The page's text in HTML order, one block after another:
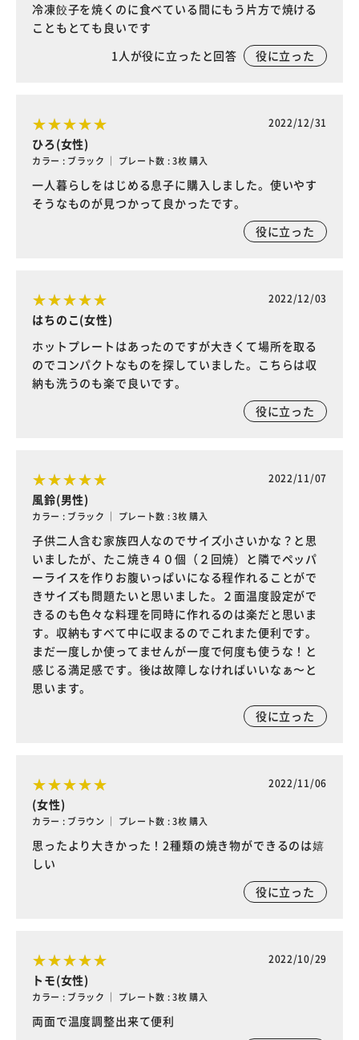
冷凍餃子を焼くのに食べている間にもう片方で焼ける
こともとても良いです
1人が役に立ったと回答 役に立った
2022/12/31
ひろ(女性)
カラー : ブラック ｜ プレート数 : 3枚 購入
一人暮らしをはじめる息子に購入しました。使いやす
そうなものが見つかって良かったです。
役に立った
2022/12/03
はちのこ(女性)
ホットプレートはあったのですが大きくて場所を取る
のでコンパクトなものを探していました。こちらは収
納も洗うのも楽で良いです。
役に立った
2022/11/07
風鈴(男性)
カラー : ブラック ｜ プレート数 : 3枚 購入
子供二人含む家族四人なのでサイズ小さいかな？と思
いましたが、たこ焼き４０個（２回焼）と隣でペッパ
ーライスを作りお腹いっぱいになる程作れることがで
きサイズも問題たいと思いました。２面温度設定がで
きるのも色々な料理を同時に作れるのは楽だと思いま
す。収納もすべて中に収まるのでこれまた便利です。
まだ一度しか使ってませんが一度で何度も使うな！と
感じる満足感です。後は故障しなければいいなぁ〜と
思います。
役に立った
2022/11/06
(女性)
カラー : ブラウン ｜ プレート数 : 3枚 購入
思ったより大きかった！2種類の焼き物ができるのは嬉
しい
役に立った
2022/10/29
トモ(女性)
カラー : ブラック ｜ プレート数 : 3枚 購入
両面で温度調整出来て便利